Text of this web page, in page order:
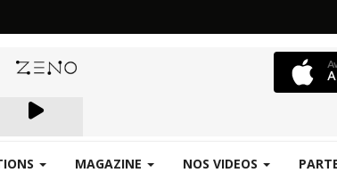
MAGAZINE NOS VIDEOS